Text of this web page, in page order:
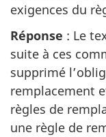
exigences du
Réponse : Le
suite à ces
supprimé
remplacement
règles de
une règle de